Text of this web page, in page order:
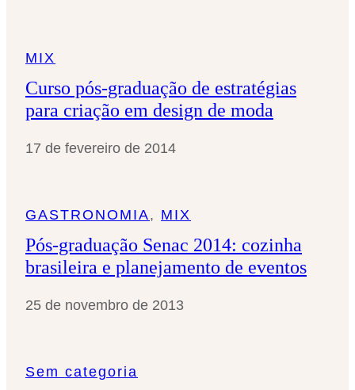
MIX
Curso pós-graduação de estratégias
para criação em design de moda
17 de fevereiro de 2014
GASTRONOMIA, MIX
Pós-graduação Senac 2014: cozinha
brasileira e planejamento de eventos
25 de novembro de 2013
Sem categoria